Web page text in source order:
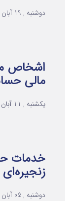
دوشنبه , 19 آبان 1404
اشخاص
مالی
یکشنبه , 11 آبان 1404
خدمات
زنجیره‌ای
دوشنبه , 05 آبان 1404